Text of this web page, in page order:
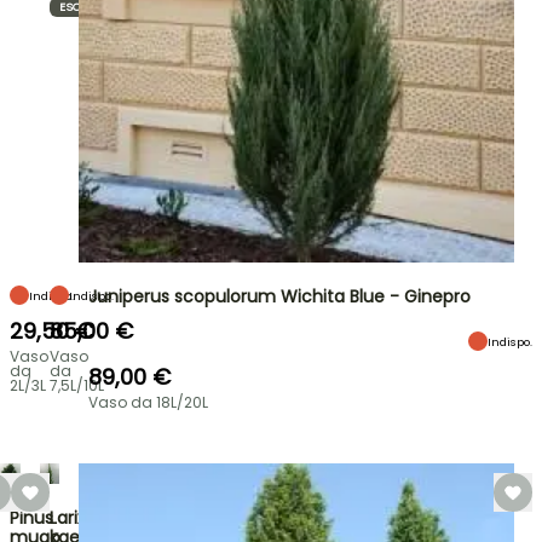
Indispo.
29,50 €
Vaso
da
2L/3L
ESCLUSIVO
Indispo.
85,00 €
Vaso
da
7,5L/10L
Juniperus scopulorum Wichita Blue - Ginepro
Indispo.
89,00 €
Vaso da 18L/20L
Pinus
mugo
Larix
kaempferi